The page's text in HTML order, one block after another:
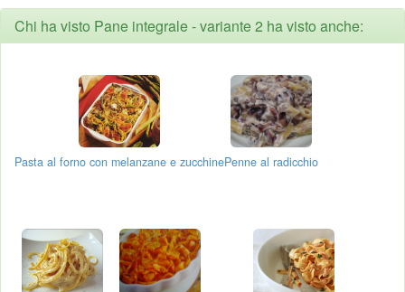
Chi ha visto Pane integrale - variante 2 ha visto anche:
Pasta al forno con melanzane e zucchinePenne al radicchio